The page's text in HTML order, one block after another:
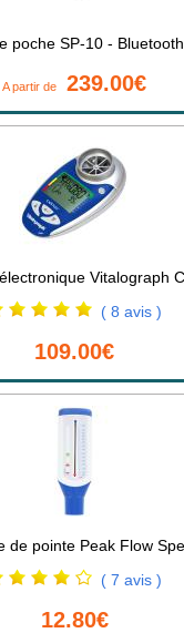
poche SP-10 -
A partir de 239.00€
Vitalograph
( 8 avis )
109.00€
de pointe Peak Flow
( 7 avis )
12.80€